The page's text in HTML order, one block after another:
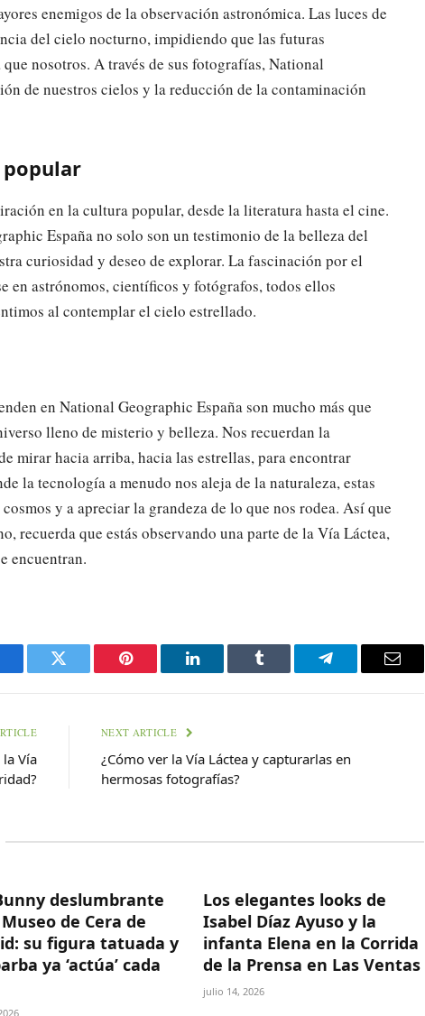
enemigos de la observación astronómica. Las luces de
del cielo nocturno, impidiendo que las futuras
nosotros. A través de sus fotografías, National
de nuestros cielos y la reducción de la contaminación
popular
en la cultura popular, desde la literatura hasta el cine.
España no solo son un testimonio de la belleza del
curiosidad y deseo de explorar. La fascinación por el
en astrónomos, científicos y fotógrafos, todos ellos
al contemplar el cielo estrellado.
en National Geographic España son mucho más que
lleno de misterio y belleza. Nos recuerdan la
mirar hacia arriba, hacia las estrellas, para encontrar
la tecnología a menudo nos aleja de la naturaleza, estas
y a apreciar la grandeza de lo que nos rodea. Así que
recuerda que estás observando una parte de la Vía Láctea,
encuentran.
Twitter Pinterest LinkedIn Tumblr Telegram Email
Vía
NEXT ARTICLE
¿Cómo ver la Vía Láctea y capturarlas en
hermosas fotografías?
deslumbrante
de Cera de
su figura tatuada y
ya ‘actúa’ cada
Los elegantes looks de
Isabel Díaz Ayuso y la
infanta Elena en la Corrida
de la Prensa en Las Ventas
julio 14, 2026